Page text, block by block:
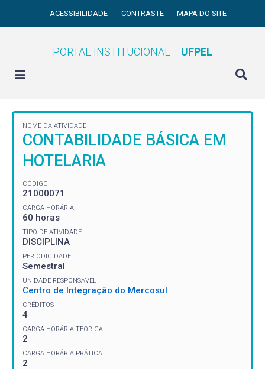
ACESSIBILIDADE CONTRASTE MAPA DO SITE
PORTAL INSTITUCIONAL UFPEL
NOME DA ATIVIDADE
CONTABILIDADE BÁSICA EM
HOTELARIA
CÓDIGO
21000071
CARGA HORÁRIA
60 horas
TIPO DE ATIVIDADE
DISCIPLINA
PERIODICIDADE
Semestral
UNIDADE RESPONSÁVEL
Centro de Integração do Mercosul
CRÉDITOS
4
CARGA HORÁRIA TEÓRICA
2
CARGA HORÁRIA PRÁTICA
2